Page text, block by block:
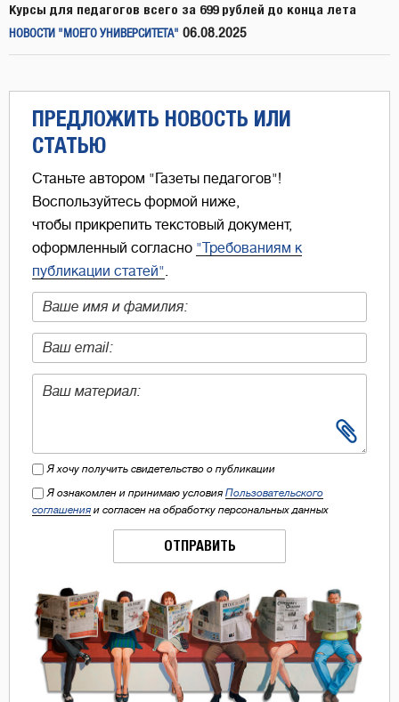
Курсы для педагогов всего за 699 рублей до конца лета
НОВОСТИ "МОЕГО УНИВЕРСИТЕТА" 06.08.2025
ПРЕДЛОЖИТЬ НОВОСТЬ ИЛИ
СТАТЬЮ
Станьте автором "Газеты педагогов"!
Воспользуйтесь формой ниже,
чтобы прикрепить текстовый документ,
оформленный согласно "Требованиям к
публикации статей"
Я хочу получить свидетельство о публикации
Я ознакомлен и принимаю условия Пользовательского
соглашения и согласен на обработку персональных данных
ОТПРАВИТЬ